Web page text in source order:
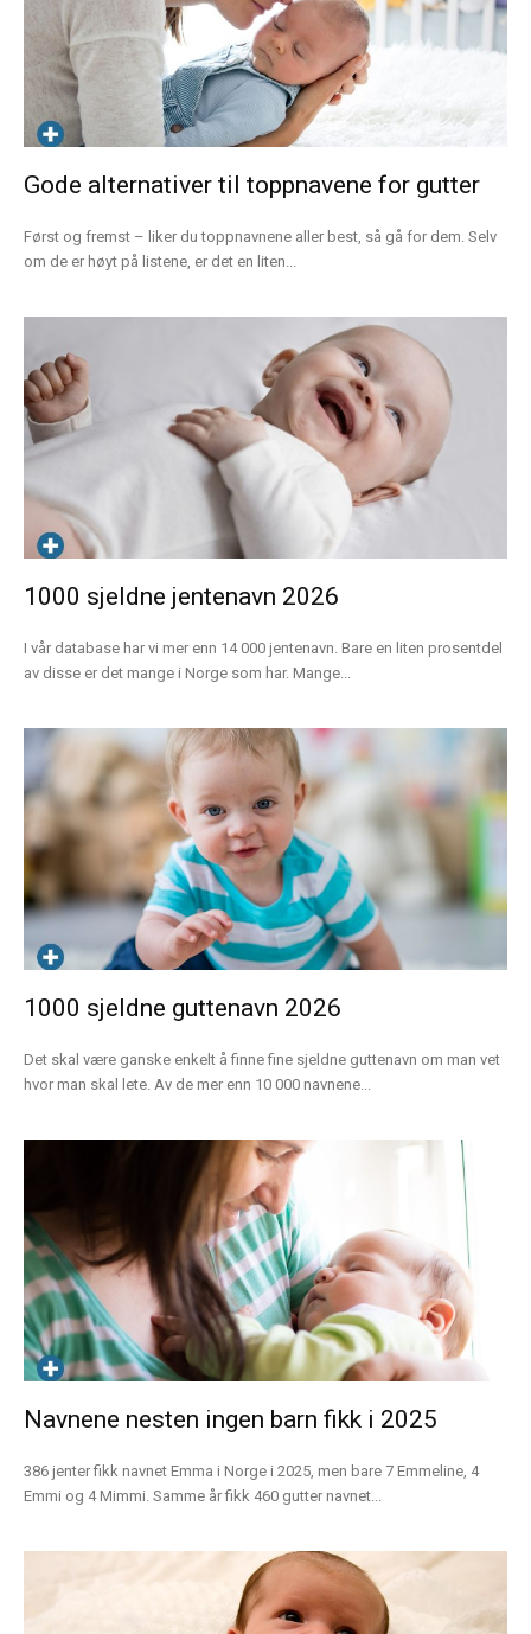
Gode alternativer til toppnavene for gutter
Først og fremst – liker du toppnavnene aller best, så gå for dem. Selv
om de er høyt på listene, er det en liten...
1000 sjeldne jentenavn 2026
I vår database har vi mer enn 14 000 jentenavn. Bare en liten prosentdel
av disse er det mange i Norge som har. Mange...
1000 sjeldne guttenavn 2026
Det skal være ganske enkelt å finne fine sjeldne guttenavn om man vet
hvor man skal lete. Av de mer enn 10 000 navnene...
Navnene nesten ingen barn fikk i 2025
386 jenter fikk navnet Emma i Norge i 2025, men bare 7 Emmeline, 4
Emmi og 4 Mimmi. Samme år fikk 460 gutter navnet...